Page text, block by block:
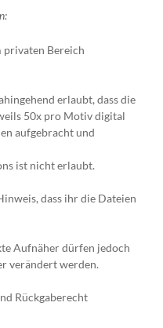
Bereich
erlaubt, dass die
50x pro Motiv digital
aufgebracht und
ist nicht erlaubt.
dass ihr die Dateien
Aufnäher dürfen jedoch
verändert werden.
Rückgaberecht